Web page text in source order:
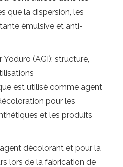
que la dispersion, les
émulsive et anti-
Yoduro (AGI): structure,
est utilisé comme agent
pour les
et les produits
décolorant et pour la
lors de la fabrication de